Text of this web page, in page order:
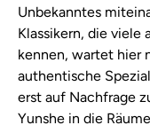
Unbekanntes
Klassikern, die viele
kennen, wartet hier
authentische
erst auf Nachfrage
Yunshe in die